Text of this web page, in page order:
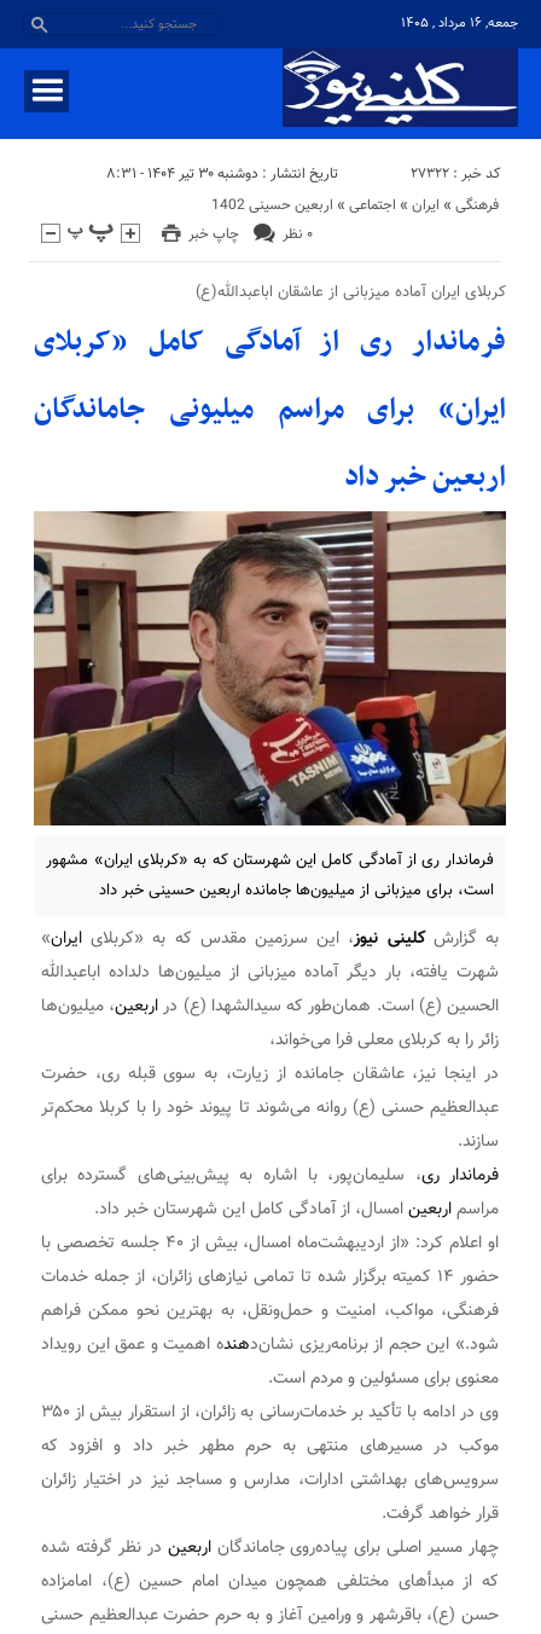
جمعه, ۱۶ مرداد , ۱۴۰۵
کد خبر : 27322 تاریخ انتشار : دوشنبه ۳۰ تیر ۱۴۰۴ - ۸:۳۱
چاپ خبر ۰ نظر
اربعین حسینی 1402 « اجتماعی « ایران « فرهنگی
کربلای ایران آماده میزبانی از عاشقان اباعبدالله(ع)
فرماندار ری از آمادگی کامل «کربلای
ایران» برای مراسم میلیونی جاماندگان
اربعین خبر داد
فرماندار ری از آمادگی کامل این شهرستان که به «کربلای ایران» مشهور
است، برای میزبانی از میلیون‌ها جامانده اربعین حسینی خبر داد
به گزارشکلینی نیوز، این سرزمین مقدس که به «کربلایایران»
شهرت یافته، بار دیگر آماده میزبانی از میلیون‌ها دلداده اباعبدالله
الحسین (ع) است. همان‌طور که سیدالشهدا (ع) دراربعین، میلیون‌ها
زائر را به کربلای معلی فرا می‌خواند،
در اینجا نیز، عاشقان جامانده از زیارت، به سوی قبله ری، حضرت
عبدالعظیم حسنی (ع) روانه می‌شوند تا پیوند خود را با کربلا محکم‌تر
سازند.
فرماندار ری، سلیمان‌پور، با اشاره به پیش‌بینی‌های گسترده برای
مراسماربعینامسال، از آمادگی کامل این شهرستان خبر داد.
او اعلام کرد: «از اردیبهشت‌ماه امسال، بیش از ۴۰ جلسه تخصصی با
حضور ۱۴ کمیته برگزار شده تا تمامی نیازهای زائران، از جمله خدمات
فرهنگی، مواکب، امنیت و حمل‌ونقل، به بهترین نحو ممکن فراهم
شود.» این حجم از برنامه‌ریزی نشان‌دهنده اهمیت و عمق این رویداد
معنوی برای مسئولین و مردم است.
وی در ادامه با تأکید بر خدمات‌رسانی به زائران، از استقرار بیش از ۳۵۰
موکب در مسیرهای منتهی به حرم مطهر خبر داد و افزود که
سرویس‌های بهداشتی ادارات، مدارس و مساجد نیز در اختیار زائران
قرار خواهد گرفت.
چهار مسیر اصلی برای پیاده‌روی جاماندگاناربعین در نظر گرفته شده
که از مبدأهای مختلفی همچون میدان امام حسین (ع)، امامزاده
حسن (ع)، باقرشهر و ورامین آغاز و به حرم حضرت عبدالعظیم حسنی